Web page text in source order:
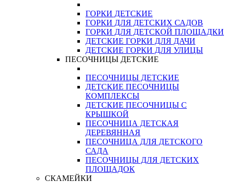
ГОРКИ ДЕТСКИЕ
ГОРКИ ДЛЯ ДЕТСКИХ САДОВ
ГОРКИ ДЛЯ ДЕТСКОЙ ПЛОЩАДКИ
ДЕТСКИЕ ГОРКИ ДЛЯ ДАЧИ
ДЕТСКИЕ ГОРКИ ДЛЯ УЛИЦЫ
ПЕСОЧНИЦЫ ДЕТСКИЕ
ПЕСОЧНИЦЫ ДЕТСКИЕ
ДЕТСКИЕ ПЕСОЧНИЦЫ
КОМПЛЕКСЫ
ДЕТСКИЕ ПЕСОЧНИЦЫ С
КРЫШКОЙ
ПЕСОЧНИЦА ДЕТСКАЯ
ДЕРЕВЯННАЯ
ПЕСОЧНИЦА ДЛЯ ДЕТСКОГО
САДА
ПЕСОЧНИЦЫ ДЛЯ ДЕТСКИХ
ПЛОЩАДОК
СКАМЕЙКИ